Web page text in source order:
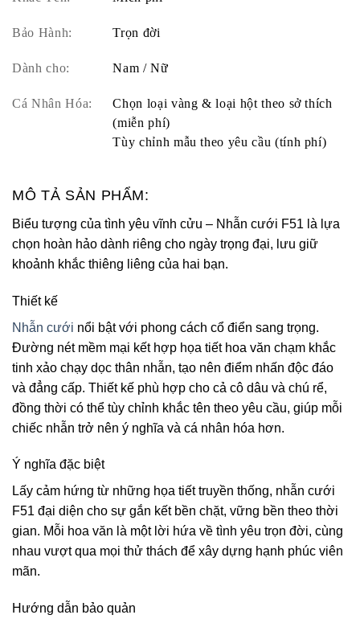
Bảo Hành: Trọn đời
Dành cho: Nam / Nữ
Cá Nhân Hóa:
Chọn loại vàng & loại hột theo sở thích
(miễn phí)
Tùy chỉnh mẫu theo yêu cầu (tính phí)
MÔ TẢ SẢN PHẨM:
Biểu tượng của tình yêu vĩnh cửu – Nhẫn cưới F51 là lựa
chọn hoàn hảo dành riêng cho ngày trọng đại, lưu giữ
khoảnh khắc thiêng liêng của hai bạn.
Thiết kế
Nhẫn cưới nổi bật với phong cách cổ điển sang trọng.
Đường nét mềm mại kết hợp họa tiết hoa văn chạm khắc
tinh xảo chạy dọc thân nhẫn, tạo nên điểm nhấn độc đáo
và đẳng cấp. Thiết kế phù hợp cho cả cô dâu và chú rể,
đồng thời có thể tùy chỉnh khắc tên theo yêu cầu, giúp mỗi
chiếc nhẫn trở nên ý nghĩa và cá nhân hóa hơn.
Ý nghĩa đặc biệt
Lấy cảm hứng từ những họa tiết truyền thống, nhẫn cưới
F51 đại diện cho sự gắn kết bền chặt, vững bền theo thời
gian. Mỗi hoa văn là một lời hứa về tình yêu trọn đời, cùng
nhau vượt qua mọi thử thách để xây dựng hạnh phúc viên
mãn.
Hướng dẫn bảo quản